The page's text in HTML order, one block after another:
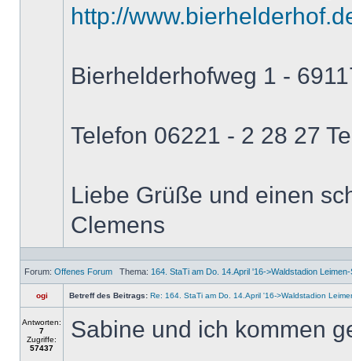
http://
Bierhelderhofweg 1 -
Telefon 06221 - 2 28 27
Liebe Grüße und einen
Clemens
Forum: Offenes Forum Thema: 164. StaTi am Do. 14.April '16->Waldstadion
ogi Betreff des Beitrags: Re: 164. StaTi am Do. 14.April '16->Waldstadion
Antworten:
7
Zugriffe:
57437
Sabine und ich kommen